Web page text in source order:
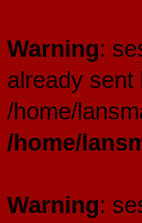
Warning:
already sent
/home/
/home/
Warning: